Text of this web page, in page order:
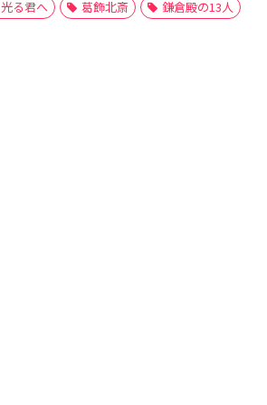
光る君へ 葛飾北斎 鎌倉殿の13人